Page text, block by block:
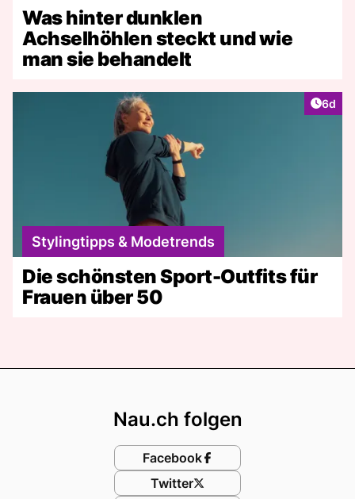
Was hinter dunklen
Achselhöhlen steckt und wie
man sie behandelt
6d
Stylingtipps & Modetrends
Die schönsten Sport-Outfits für
Frauen über 50
Nau.ch folgen
Facebook
Twitter